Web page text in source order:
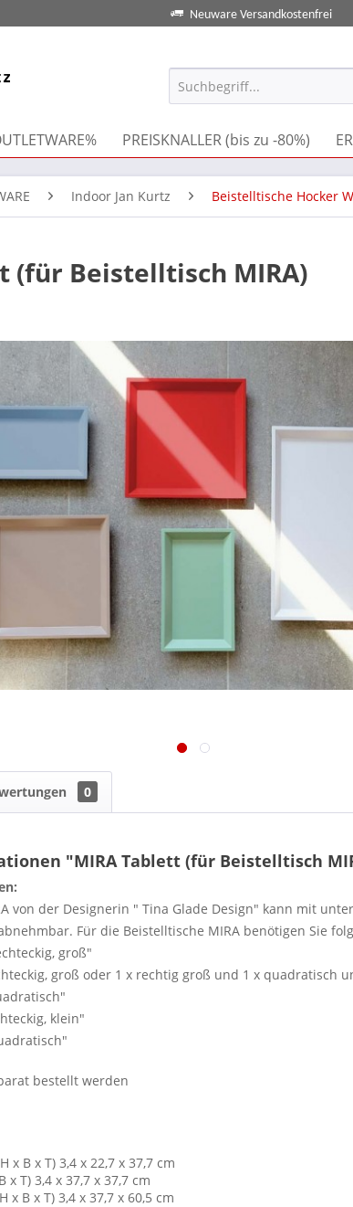
Neuware Versandkostenfrei
PREISKNALLER (bis zu -80%)
Indoor Jan Kurtz Beistelltische Hocker
(für Beistelltisch MIRA)
0
"MIRA Tablett (für Beistelltisch
von der Designerin " Tina Glade Design" kann mit
Für die Beistelltische MIRA benötigen Sie
groß"
groß oder 1 x rechtig groß und 1 x quadratisch
klein"
bestellt werden
x B x T) 3,4 x 22,7 x 37,7 cm
x T) 3,4 x 37,7 x 37,7 cm
x B x T) 3,4 x 37,7 x 60,5 cm